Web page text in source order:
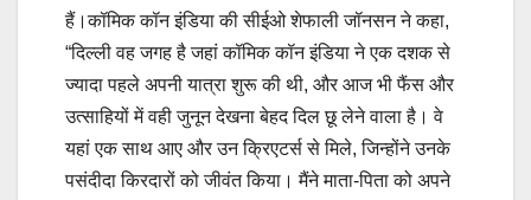
हैं।कॉमिक कॉन इंडिया की सीईओ शेफाली जॉनसन ने कहा,
“दिल्ली वह जगह है जहां कॉमिक कॉन इंडिया ने एक दशक से
ज्यादा पहले अपनी यात्रा शुरू की थी, और आज भी फैंस और
उत्साहियों में वही जुनून देखना बेहद दिल छू लेने वाला है। वे
यहां एक साथ आए और उन क्रिएटर्स से मिले, जिन्होंने उनके
पसंदीदा किरदारों को जीवंत किया। मैंने माता-पिता को अपने